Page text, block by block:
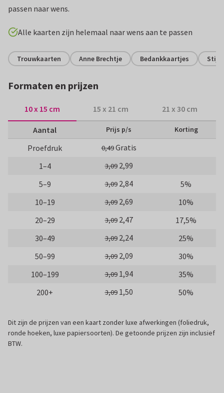
passen naar wens.
Alle kaarten zijn helemaal naar wens aan te passen
Trouwkaarten Anne Brechtje Bedankkaartjes
Formaten en prijzen
10 x 15 cm 15 x 21 cm 21 x 30 cm
Aantal Prijs p/s Korting
Proefdruk 0,49Gratis
1–4
3,09 2,99
5–9
3,09 2,84
5%
10–19
3,09 2,69
10%
20–29
3,09 2,47
17,5%
30–49
3,09 2,24
25%
50–99
3,09 2,09
30%
100–199
3,09 1,94
35%
200+
3,09 1,50 50%
Dit zijn de prijzen van een kaart zonder luxe afwerkingen (foliedruk,
ronde hoeken, luxe papiersoorten). De getoonde prijzen zijn inclusief
BTW.